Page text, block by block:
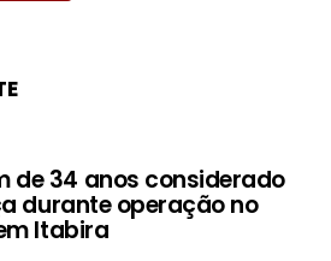
de 34 anos considerado
durante operação no
Itabira